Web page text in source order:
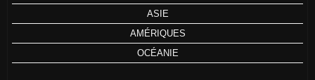
ASIE
AMÉRIQUES
OCÉANIE